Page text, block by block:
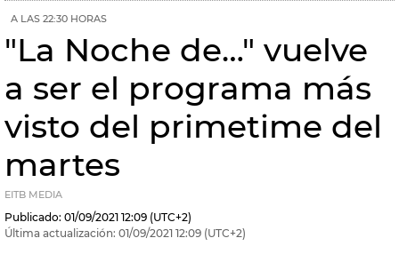
A LAS 22:30 HORAS
"La Noche de…" vuelve
a ser el programa más
visto del primetime del
martes
EITB MEDIA
Publicado: 01/09/2021 12:09 (UTC+2)
Última actualización: 01/09/2021 12:09 (UTC+2)